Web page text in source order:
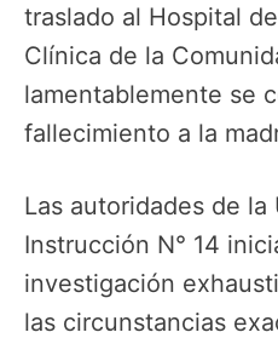
traslado al Hospital
Clínica de la
lamentablemente se
fallecimiento a la
Las autoridades de
Instrucción N° 14
investigación
las circunstancias